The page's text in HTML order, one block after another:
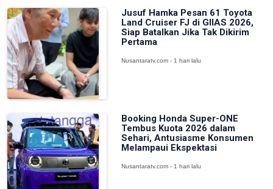
Jusuf Hamka Pesan 61 Toyota
Land Cruiser FJ di GIIAS 2026,
Siap Batalkan Jika Tak Dikirim
Pertama
Nusantaratv.com - 1 hari lalu
Booking Honda Super-ONE
Tembus Kuota 2026 dalam
Sehari, Antusiasme Konsumen
Melampaui Ekspektasi
Nusantaratv.com - 1 hari lalu